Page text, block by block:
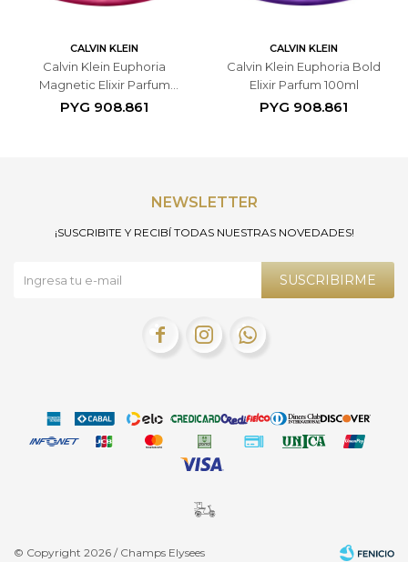
CALVIN KLEIN
Calvin Klein Euphoria
Magnetic Elixir Parfum
100ml
PYG 908.861
CALVIN KLEIN
Calvin Klein Euphoria Bold
Elixir Parfum 100ml
PYG 908.861
NEWSLETTER
¡SUSCRIBITE Y RECIBÍ TODAS NUESTRAS NOVEDADES!
SUSCRIBIRME
  
© Copyright 2026 / Champs Elysees